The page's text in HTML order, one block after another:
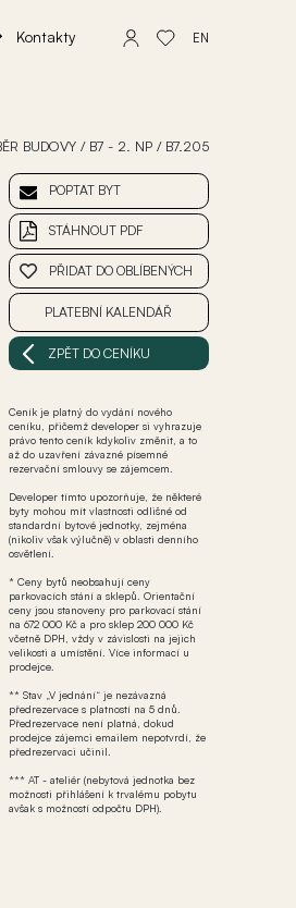
Kontakty EN
BUDOVY / B7 - 2. NP / B7.205
POPTAT BYT
STÁHNOUT PDF
PŘIDAT DO OBLÍBENÝCH
PLATEBNÍ KALENDÁŘ
ZPĚT DO CENÍKU
Ceník je platný do vydání nového
ceníku, přičemž developer si vyhrazuje
právo tento ceník kdykoliv změnit, a to
až do uzavření závazné písemné
rezervační smlouvy se zájemcem.
Developer tímto upozorňuje, že některé
byty mohou mít vlastnosti odlišné od
standardní bytové jednotky, zejména
(nikoliv však výlučně) v oblasti denního
osvětlení.
* Ceny bytů neobsahují ceny
parkovacích stání a sklepů. Orientační
ceny jsou stanoveny pro parkovací stání
na 672 000 Kč a pro sklep 200 000 Kč
včetně DPH, vždy v závislosti na jejich
velikosti a umístění. Více informací u
prodejce.
** Stav „V jednání“ je nezávazná
předrezervace s platností na 5 dnů.
Předrezervace není platná, dokud
prodejce zájemci emailem nepotvrdí, že
předrezervaci učinil.
*** AT - ateliér (nebytová jednotka bez
možnosti přihlášení k trvalému pobytu
avšak s možností odpočtu DPH).